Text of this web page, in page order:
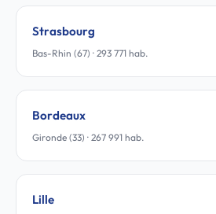
Strasbourg
Bas-Rhin (67) · 293 771 hab.
Bordeaux
Gironde (33) · 267 991 hab.
Lille